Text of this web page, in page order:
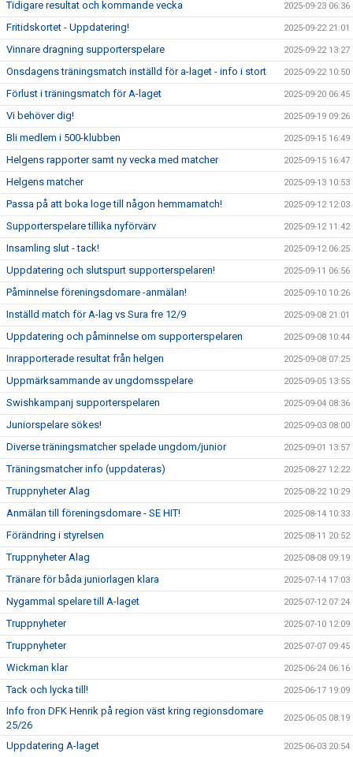
Tidigare resultat och kommande vecka 2025-09-23 06:36
Fritidskortet - Uppdatering! 2025-09-22 21:01
Vinnare dragning supporterspelare 2025-09-22 13:27
Onsdagens träningsmatch inställd för a-laget - info i stort 2025-09-22 10:50
Förlust i träningsmatch för A-laget 2025-09-20 06:45
Vi behöver dig! 2025-09-19 09:26
Bli medlem i 500-klubben 2025-09-15 16:49
Helgens rapporter samt ny vecka med matcher 2025-09-15 16:47
Helgens matcher 2025-09-13 10:53
Passa på att boka loge till någon hemmamatch! 2025-09-12 12:03
Supporterspelare tillika nyförvärv 2025-09-12 11:42
Insamling slut - tack! 2025-09-12 06:25
Uppdatering och slutspurt supporterspelaren! 2025-09-11 06:56
Påminnelse föreningsdomare -anmälan! 2025-09-10 10:26
Inställd match för A-lag vs Sura fre 12/9 2025-09-08 21:01
Uppdatering och påminnelse om supporterspelaren 2025-09-08 10:44
Inrapporterade resultat från helgen 2025-09-08 07:25
Uppmärksammande av ungdomsspelare 2025-09-05 13:55
Swishkampanj supporterspelaren 2025-09-04 08:36
Juniorspelare sökes! 2025-09-03 08:00
Diverse träningsmatcher spelade ungdom/junior 2025-09-01 13:57
Träningsmatcher info (uppdateras) 2025-08-27 12:22
Truppnyheter Alag 2025-08-22 10:29
Anmälan till föreningsdomare - SE HIT! 2025-08-14 10:33
Förändring i styrelsen 2025-08-11 20:52
Truppnyheter Alag 2025-08-08 09:19
Tränare för båda juniorlagen klara 2025-07-14 17:03
Nygammal spelare till A-laget 2025-07-12 07:24
Truppnyheter 2025-07-10 12:09
Truppnyheter 2025-07-07 09:45
Wickman klar 2025-06-24 06:16
Tack och lycka till! 2025-06-17 19:09
Info fron DFK Henrik på region väst kring regionsdomare
25/26
2025-06-05 08:19
Uppdatering A-laget 2025-06-03 20:54